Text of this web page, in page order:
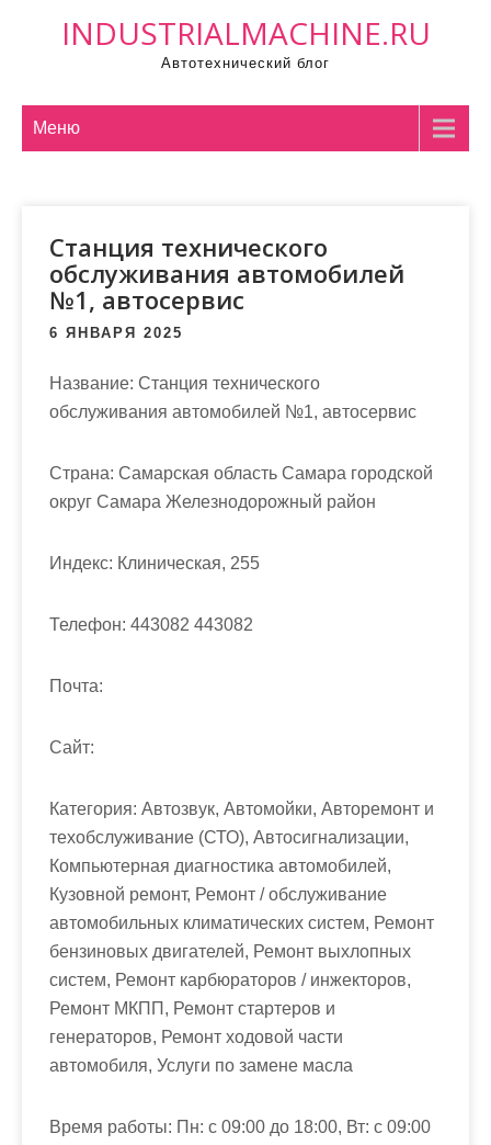
INDUSTRIALMACHINE.RU
Автотехнический блог
Меню
Станция технического
обслуживания автомобилей
№1, автосервис
6 ЯНВАРЯ 2025
Название: Станция технического
обслуживания автомобилей №1, автосервис
Страна: Самарская область Самара городской
округ Самара Железнодорожный район
Индекс: Клиническая, 255
Телефон: 443082 443082
Почта:
Cайт:
Категория: Автозвук, Автомойки, Авторемонт и
техобслуживание (СТО), Автосигнализации,
Компьютерная диагностика автомобилей,
Кузовной ремонт, Ремонт / обслуживание
автомобильных климатических систем, Ремонт
бензиновых двигателей, Ремонт выхлопных
систем, Ремонт карбюраторов / инжекторов,
Ремонт МКПП, Ремонт стартеров и
генераторов, Ремонт ходовой части
автомобиля, Услуги по замене масла
Время работы: Пн: с 09:00 до 18:00, Вт: с 09:00